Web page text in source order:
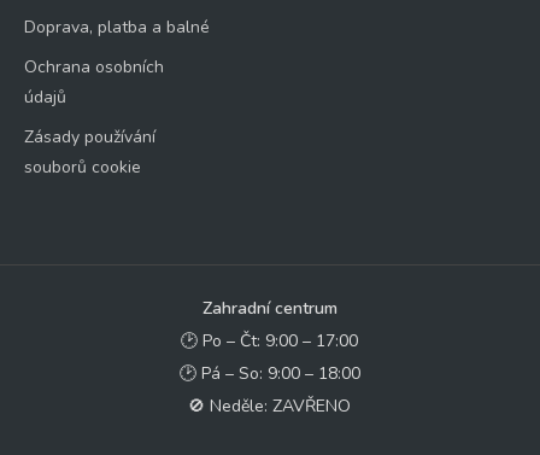
Doprava, platba a balné
Ochrana osobních
údajů
Zásady používání
souborů cookie
Zahradní centrum
🕑 Po – Čt: 9:00 – 17:00
🕑 Pá – So: 9:00 – 18:00
🚫 Neděle: ZAVŘENO